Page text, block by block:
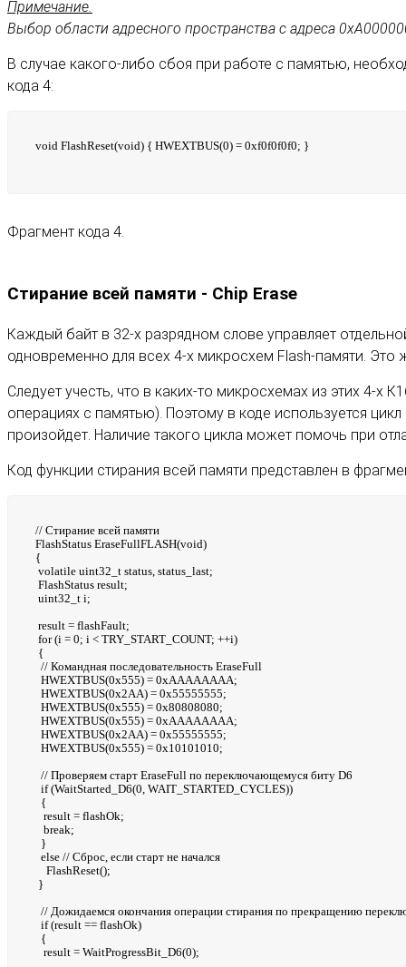
Примечание.
Выбор области адресного пространства с адреса
В случае какого-либо сбоя при работе с памятью,
кода 4:
void FlashReset(void) { HWEXTBUS(0) = 0xf0f0f0f0; }
Фрагмент кода 4.
Стирание всей памяти - Chip Erase
Каждый байт в 32-х разрядном слове управляет
одновременно для всех 4-х микросхем Flash-памяти. Это
Следует учесть, что в каких-то микросхемах из этих 4-
операциях с памятью). Поэтому в коде используется
произойдет. Наличие такого цикла может помочь при
Код функции стирания всей памяти представлен в
// Стирание всей памяти
FlashStatus EraseFullFLASH(void)
{
volatile uint32_t status, status_last;
FlashStatus result;
uint32_t i;
result = flashFault;
for (i = 0; i < TRY_START_COUNT; ++i)
{
// Командная последовательность EraseFull
HWEXTBUS(0x555) = 0xAAAAAAAA;
HWEXTBUS(0x2AA) = 0x55555555;
HWEXTBUS(0x555) = 0x80808080;
HWEXTBUS(0x555) = 0xAAAAAAAA;
HWEXTBUS(0x2AA) = 0x55555555;
HWEXTBUS(0x555) = 0x10101010;
// Проверяем старт EraseFull по переключающемуся биту D6
if (WaitStarted_D6(0, WAIT_STARTED_CYCLES))
{
result = flashOk;
break;
}
else // Сброс, если старт не начался
FlashReset();
}
// Дожидаемся окончания операции стирания по прекращению
if (result == flashOk)
{
result = WaitProgressBit_D6(0);